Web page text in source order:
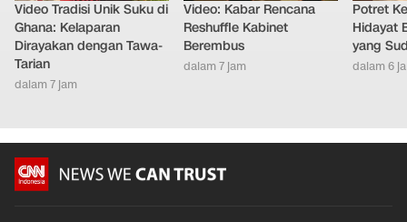
Video Tradisi Unik Suku di
Ghana: Kelaparan
Dirayakan dengan Tawa-
Tarian
dalam 7 jam
Video: Kabar Rencana
Reshuffle Kabinet
Berembus
dalam 7 jam
Potret
Hidayat
yang
dalam 6